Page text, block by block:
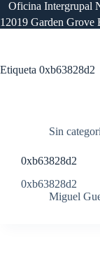
Saltar
al
contenido
Oficina Intergrupal
12019 Garden Grove
Etiqueta 0xb63828d2
Sin
0xb63828d2
0xb63828d2
Miguel